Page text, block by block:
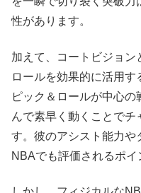
性があります。
加えて、コートビジョン
ロールを効果的に活用
ピック＆ロールが中心
んで素早く動くことでチ
す。彼のアシスト能力や
NBAでも評価されるポイ